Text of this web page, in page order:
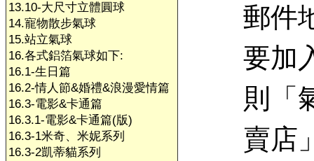
13.10-大尺寸立體圓球
14.寵物散步氣球
15.站立氣球
16.各式鋁箔氣球如下:
16.1-生日篇
16.2-情人節&婚禮&浪漫愛情篇
16.3-電影&卡通篇
16.3.1-電影&卡通篇(版)
16.3-1米奇、米妮系列
16.3-2凱蒂貓系列
郵件
要加
則「
賣店